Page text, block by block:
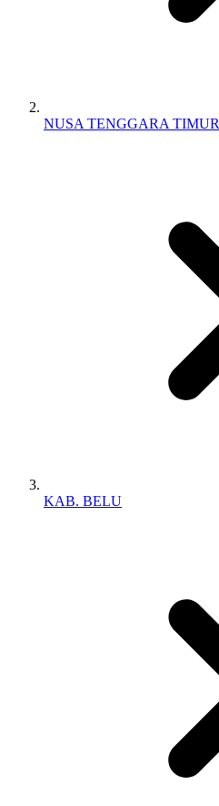
NUSA TENGGARA TIMUR
KAB. BELU